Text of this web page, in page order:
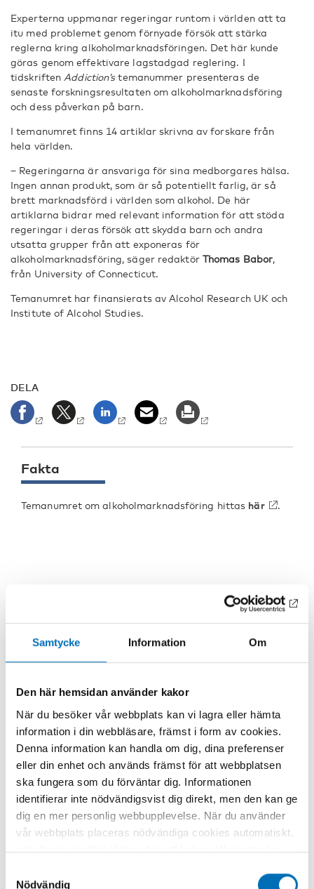
Samtycke Information Om
Den här hemsidan använder kakor
När du besöker vår webbplats kan vi lagra eller hämta
information i din webbläsare, främst i form av cookies.
Denna information kan handla om dig, dina preferenser
eller din enhet och används främst för att webbplatsen
ska fungera som du förväntar dig. Informationen
identifierar inte nödvändigsvist dig direkt, men den kan ge
dig en mer personlig webbupplevelse. När du använder
vår webbplats placeras nödvändiga cookies automatiskt,
och dessa är alltid aktiva utan att kräva ditt samtycke.
använda webbplatsen och dess funktioner. Vi respekterar
Nödvändig
Experterna uppmanar regeringar runtom i världen att ta
itu med problemet genom förnyade försök att stärka
reglerna kring alkoholmarknadsföringen. Det här kunde
göras genom effektivare lagstadgad reglering. I
tidskriften Addiction’stemanummer presenteras de
senaste forskningsresultaten om alkoholmarknadsföring
och dess påverkan på barn.
I temanumret finns 14 artiklar skrivna av forskare från
hela världen.
− Regeringarna är ansvariga för sina medborgares hälsa.
Ingen annan produkt, som är så potentiellt farlig, är så
brett marknadsförd i världen som alkohol. De här
artiklarna bidrar med relevant information för att stöda
regeringar i deras försök att skydda barn och andra
utsatta grupper från att exponeras för
alkoholmarknadsföring, säger redaktör Thomas Babor,
från University of Connecticut.
Temanumret har finansierats av Alcohol Research UK och
Institute of Alcohol Studies.
DELA
Fakta
Temanumret om alkoholmarknadsföring hittas här .
NYCKELORD
alkoholmarknadsföring
KATEGORIER
Alkohol
Relaterat innehåll